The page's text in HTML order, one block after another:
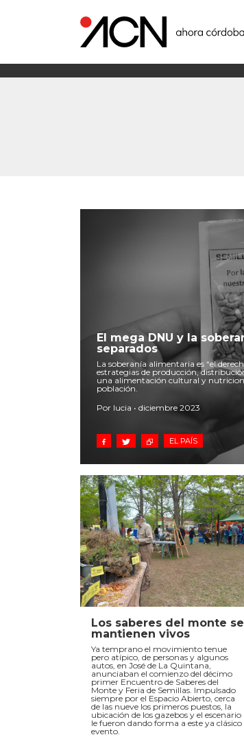
El mega DNU y la
separados
La soberanía alimentaria es “el
estrategias de producción,
una alimentación cultural y
población.
Por lucia • diciembre 2023
EL PAÍS
Los saberes del monte se
mantienen vivos
Ya temprano el movimiento tenue
pero atípico, de personas y algunos
autos, en José de La Quintana,
anunciaban el comienzo del décimo
primer Encuentro de Saberes del
Monte y Feria de Semillas. Impulsado
siempre por el Espacio Abierto, cerca
de las nueve los primeros puestos, la
ubicación de los gazebos y el escenario
le fueron dando forma a este ya clásico
evento.